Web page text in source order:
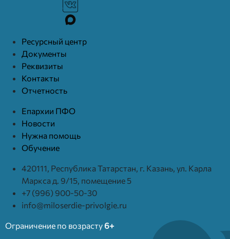
Ресурcный центр
Документы
Реквизиты
Контакты
Отчетность
Епархии ПФО
Новости
Нужна помощь
Обучение
420111, Республика Татарстан, г. Казань, ул. Карла
Маркса д. 9/15, помещение 5
+7 (996) 900-50-30
info@miloserdie-privolgie.ru
Ограничение по возрасту 6+